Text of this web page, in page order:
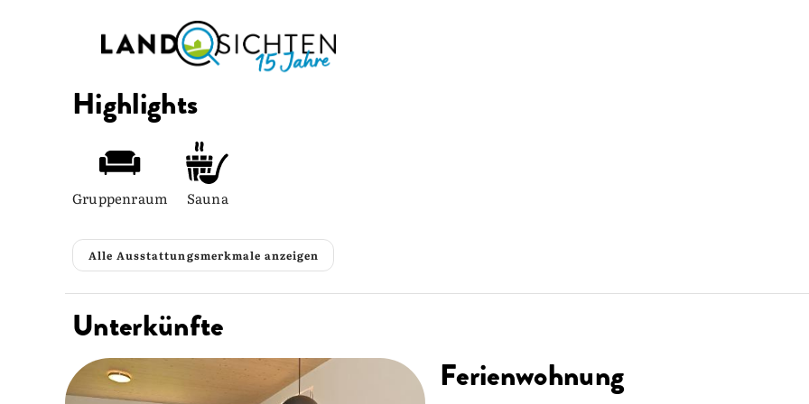
Highlights
Gruppenraum Sauna
Alle Ausstattungsmerkmale anzeigen
Unterkünfte
Ferienwohnung